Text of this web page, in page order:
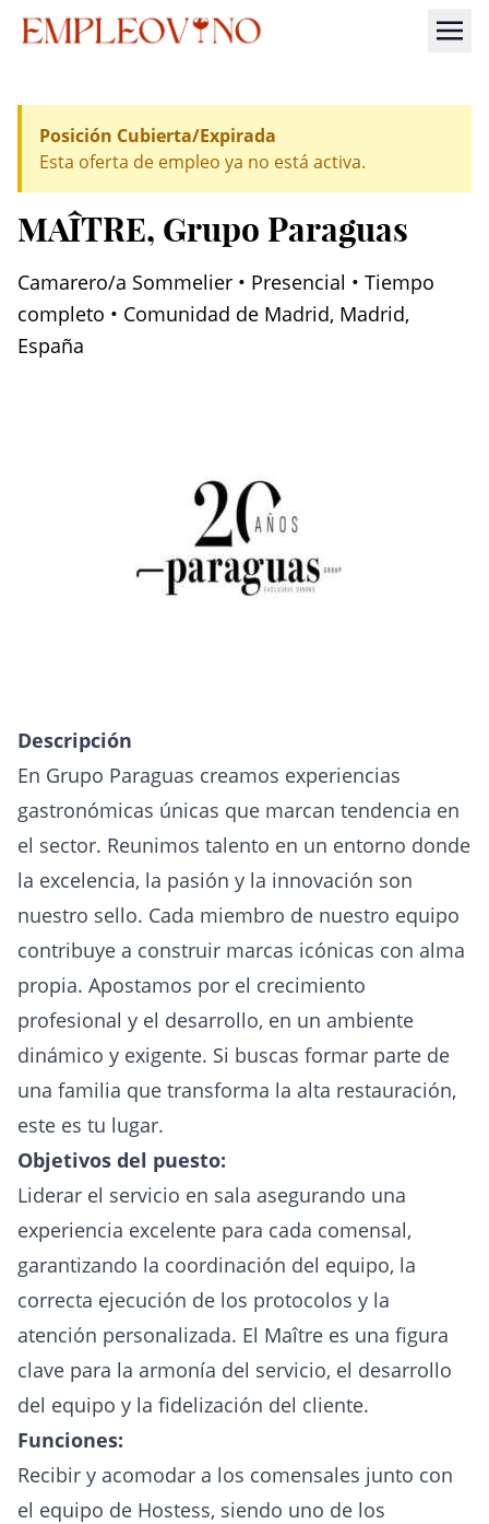
Posición Cubierta/Expirada
Esta oferta de empleo ya no está activa.
MAÎTRE, Grupo Paraguas
Camarero/a Sommelier • Presencial • Tiempo
completo • Comunidad de Madrid, Madrid,
España
Descripción
En Grupo Paraguas creamos experiencias
gastronómicas únicas que marcan tendencia en
el sector. Reunimos talento en un entorno donde
la excelencia, la pasión y la innovación son
nuestro sello. Cada miembro de nuestro equipo
contribuye a construir marcas icónicas con alma
propia. Apostamos por el crecimiento
profesional y el desarrollo, en un ambiente
dinámico y exigente. Si buscas formar parte de
una familia que transforma la alta restauración,
este es tu lugar.
Objetivos del puesto:
Liderar el servicio en sala asegurando una
experiencia excelente para cada comensal,
garantizando la coordinación del equipo, la
correcta ejecución de los protocolos y la
atención personalizada. El Maître es una figura
clave para la armonía del servicio, el desarrollo
del equipo y la fidelización del cliente.
Funciones:
Recibir y acomodar a los comensales junto con
el equipo de Hostess, siendo uno de los